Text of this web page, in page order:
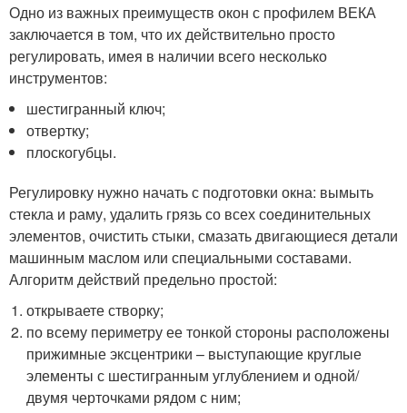
Одно из важных преимуществ окон с профилем ВЕКА
заключается в том, что их действительно просто
регулировать, имея в наличии всего несколько
инструментов:
шестигранный ключ;
отвертку;
плоскогубцы.
Регулировку нужно начать с подготовки окна: вымыть
стекла и раму, удалить грязь со всех соединительных
элементов, очистить стыки, смазать двигающиеся детали
машинным маслом или специальными составами.
Алгоритм действий предельно простой:
открываете створку;
по всему периметру ее тонкой стороны расположены
прижимные эксцентрики – выступающие круглые
элементы с шестигранным углублением и одной/
двумя черточками рядом с ним;